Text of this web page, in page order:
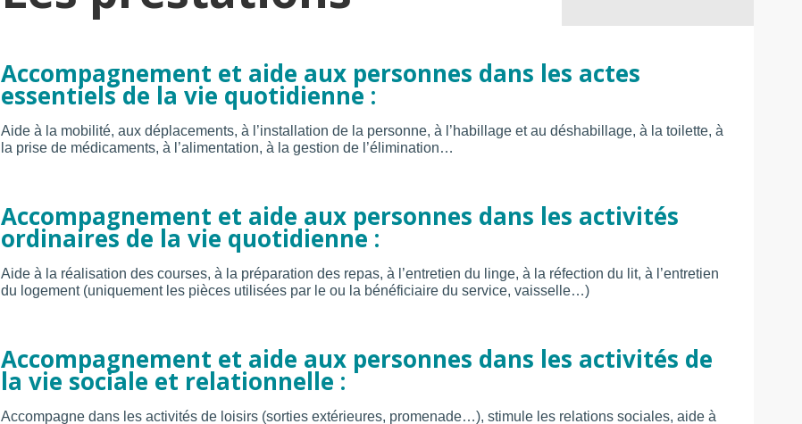
Accompagnement et aide aux personnes dans les actes
essentiels de la vie quotidienne :
Aide à la mobilité, aux déplacements, à l’installation de la personne, à l’habillage et au déshabillage, à la toilette, à
la prise de médicaments, à l’alimentation, à la gestion de l’élimination…
Accompagnement et aide aux personnes dans les activités
ordinaires de la vie quotidienne :
Aide à la réalisation des courses, à la préparation des repas, à l’entretien du linge, à la réfection du lit, à l’entretien
du logement (uniquement les pièces utilisées par le ou la bénéficiaire du service, vaisselle…)
Accompagnement et aide aux personnes dans les activités de
la vie sociale et relationnelle :
Accompagne dans les activités de loisirs (sorties extérieures, promenade…), stimule les relations sociales, aide à